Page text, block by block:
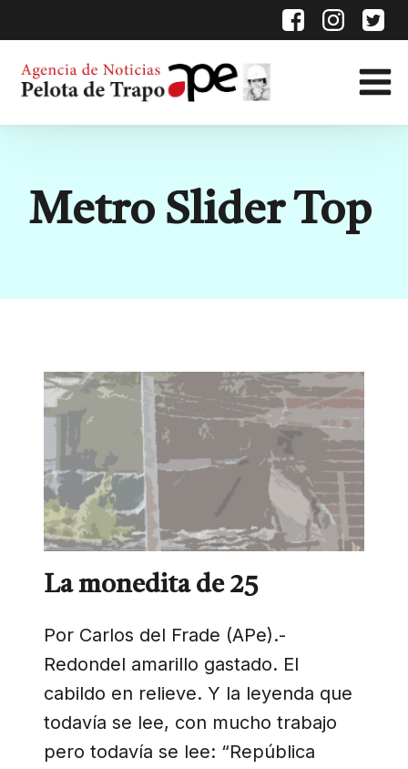
Categoría:
Metro Slider Top
La monedita de 25
Por Carlos del Frade (APe).-
Redondel amarillo gastado. El
cabildo en relieve. Y la leyenda que
todavía se lee, con mucho trabajo
pero todavía se lee: “República